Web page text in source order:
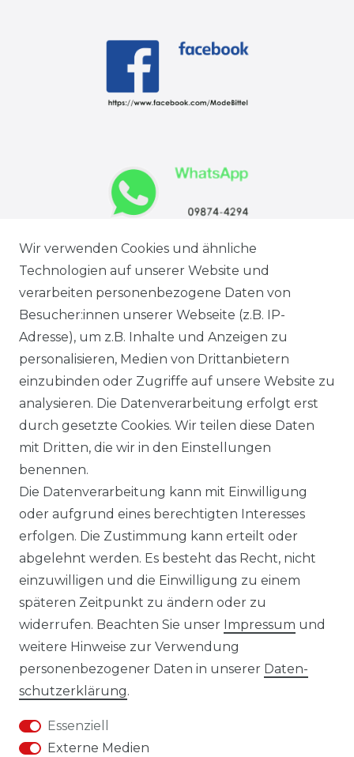
Ausgezeichneter Service
Versandbedingungen
14 Tage Rückgaberecht
Impressum Daten­schutz­erklärung
Wir verwenden Cookies und ähnliche
Technologien auf unserer Website und
verarbeiten personenbezogene Daten von
Besucher:innen unserer Webseite (z.B. IP-
Adresse), um z.B. Inhalte und Anzeigen zu
personalisieren, Medien von Drittanbietern
einzubinden oder Zugriffe auf unsere Website zu
analysieren. Die Datenverarbeitung erfolgt erst
durch gesetzte Cookies. Wir teilen diese Daten
mit Dritten, die wir in den Einstellungen
benennen.
Die Datenverarbeitung kann mit Einwilligung
oder aufgrund eines berechtigten Interesses
erfolgen. Die Zustimmung kann erteilt oder
abgelehnt werden. Es besteht das Recht, nicht
einzuwilligen und die Einwilligung zu einem
späteren Zeitpunkt zu ändern oder zu
widerrufen. Beachten Sie unser Impressum und
weitere Hinweise zur Verwendung
personenbezogener Daten in unserer Daten­
schutz­erklärung.
Essenziell
Externe Medien